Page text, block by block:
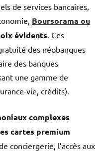
de services bancaires,
Boursorama ou
évidents . Ces
des néobanques
des banques
une gamme de
vie, crédits).
complexes
cartes premium
conciergerie, l’accès aux